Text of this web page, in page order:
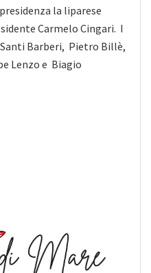
la liparese
Carmelo Cingari. I
Barberi, Pietro Billè,
Lenzo e Biagio